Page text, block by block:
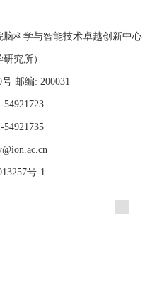
脑科学与智能技术卓越创新中心
研究所）
邮编: 200031
54921723
54921735
号-1